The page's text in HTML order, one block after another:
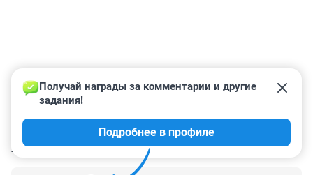
КОММЕНТАРИИ 31
Получай награды за комментарии и другие
задания!
Подробнее в профиле